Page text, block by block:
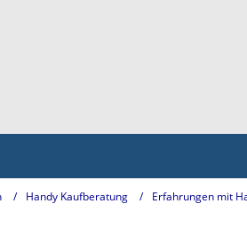
Handy Kaufberatung Erfahrungen mit